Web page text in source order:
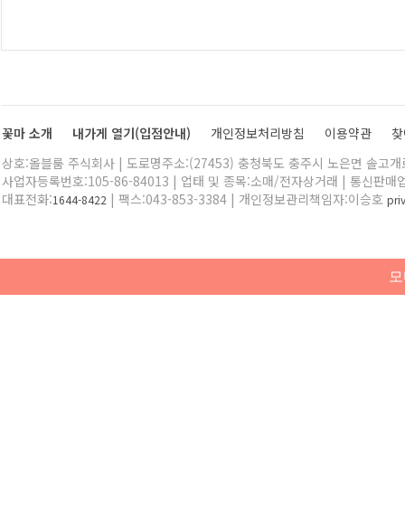
꽃마 소개 내가게 열기(입점안내) 개인정보처리방침 이용약관
상호:올블룸 주식회사 | 도로명주소:(27453) 충청북도 충주시 노은면 솔고
사업자등록번호:105-86-84013 | 업태 및 종목:소매/전자상거래 | 통신판매
대표전화:1644-8422 | 팩스:043-853-3384 | 개인정보관리책임자:이승호